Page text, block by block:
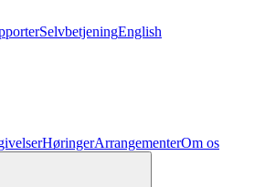
SelvbetjeningEnglish
HøringerArrangementerOm os